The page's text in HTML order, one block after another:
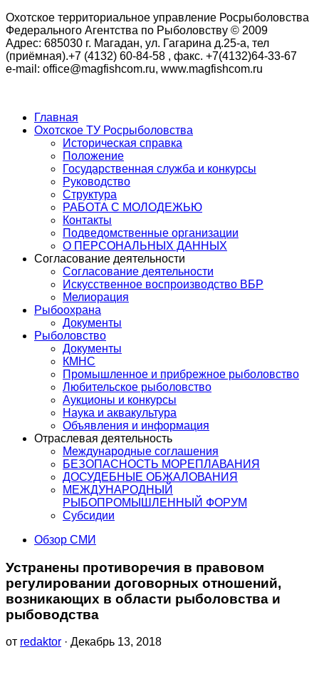
Охотское территориальное управление Росрыболовства
Федерального Агентства по Рыболовству © 2009
Адрес: 685030 г. Магадан, ул. Гагарина д.25-а, тел
(приёмная).+7 (4132) 60-84-58 , факс. +7(4132)64-33-67
e-mail: office@magfishcom.ru, www.magfishcom.ru
Главная
Охотское ТУ Росрыболовства
Историческая справка
Положение
Государственная служба и конкурсы
Руководство
Структура
РАБОТА С МОЛОДЕЖЬЮ
Контакты
Подведомственные организации
О ПЕРСОНАЛЬНЫХ ДАННЫХ
Согласование деятельности
Согласование деятельности
Искусственное воспроизводство ВБР
Мелиорация
Рыбоохрана
Документы
Рыболовство
Документы
КМНС
Промышленное и прибрежное рыболовство
Любительское рыболовство
Аукционы и конкурсы
Наука и аквакультура
Объявления и информация
Отраслевая деятельность
Международные соглашения
БЕЗОПАСНОСТЬ МОРЕПЛАВАНИЯ
ДОСУДЕБНЫЕ ОБЖАЛОВАНИЯ
МЕЖДУНАРОДНЫЙ
РЫБОПРОМЫШЛЕННЫЙ ФОРУМ
Субсидии
Обзор СМИ
Устранены противоречия в правовом
регулировании договорных отношений,
возникающих в области рыболовства и
рыбоводства
от redaktor · Декабрь 13, 2018